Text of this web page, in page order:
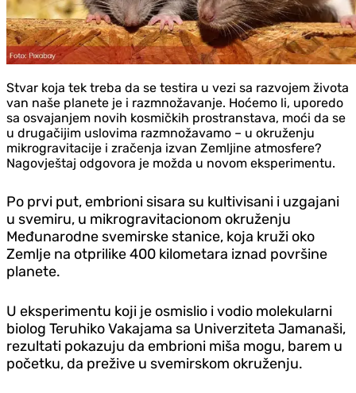
Stvar koja tek treba da se testira u vezi sa razvojem života
van naše planete je i razmnožavanje. Hoćemo li, uporedo
sa osvajanjem novih kosmičkih prostranstava, moći da se
u drugačijim uslovima razmnožavamo – u okruženju
mikrogravitacije i zračenja izvan Zemljine atmosfere?
Nagovještaj odgovora je možda u novom eksperimentu.
Po prvi put, embrioni sisara su kultivisani i uzgajani
u svemiru, u mikrogravitacionom okruženju
Međunarodne svemirske stanice, koja kruži oko
Zemlje na otprilike 400 kilometara iznad površine
planete.
U eksperimentu koji je osmislio i vodio molekularni
biolog Teruhiko Vakajama sa Univerziteta Jamanaši,
rezultati pokazuju da embrioni miša mogu, barem u
početku, da prežive u svemirskom okruženju.